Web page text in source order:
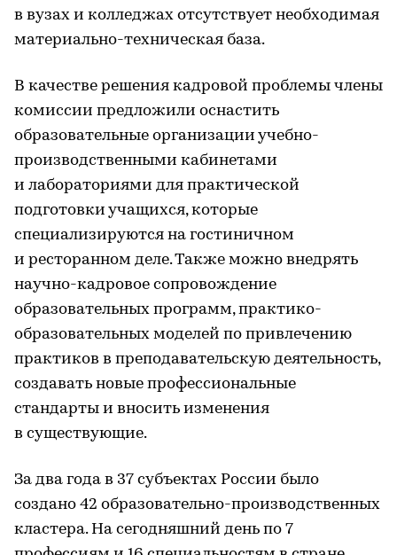
в вузах и колледжах отсутствует необходимая
материально-техническая база.
В качестве решения кадровой проблемы члены
комиссии предложили оснастить
образовательные организации учебно-
производственными кабинетами
и лабораториями для практической
подготовки учащихся, которые
специализируются на гостиничном
и ресторанном деле. Также можно внедрять
научно-кадровое сопровождение
образовательных программ, практико-
образовательных моделей по привлечению
практиков в преподавательскую деятельность,
создавать новые профессиональные
стандарты и вносить изменения
в существующие.
За два года в 37 субъектах России было
создано 42 образовательно-производственных
кластера. На сегодняшний день по 7